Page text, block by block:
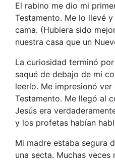
El rabino me dio mi
Testamento. Me lo llevé
cama. (Hubiera sido
nuestra casa que un
La curiosidad terminó
saqué de debajo de mi
leerlo. Me impresionó ver
Testamento. Me llegó al
Jesús era
y los profetas habían
Mi madre estaba segura
una secta. Muchas